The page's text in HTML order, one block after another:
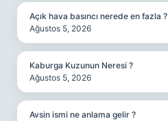
Açık hava basıncı nerede en fazla ?
Ağustos 5, 2026
Kaburga Kuzunun Neresi ?
Ağustos 5, 2026
Avsin ismi ne anlama gelir ?